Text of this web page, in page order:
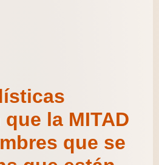
la MITAD
que se